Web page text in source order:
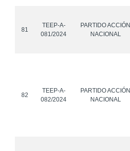
81
TEEP-A-
081/2024
PARTIDO ACCIÓN
NACIONAL
82
TEEP-A-
082/2024
PARTIDO ACCIÓN
NACIONAL